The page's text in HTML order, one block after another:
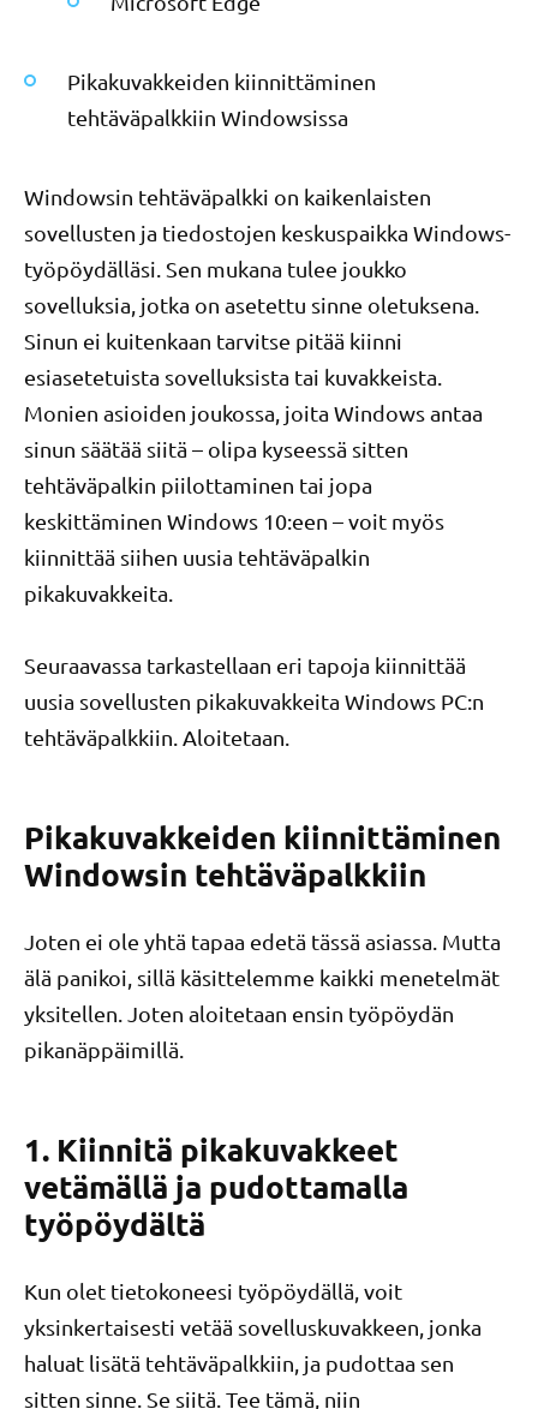
Pikakuvakkeiden kiinnittäminen
tehtäväpalkkiin Windowsissa
Windowsin tehtäväpalkki on kaikenlaisten
sovellusten ja tiedostojen keskuspaikka Windows-
työpöydälläsi. Sen mukana tulee joukko
sovelluksia, jotka on asetettu sinne oletuksena.
Sinun ei kuitenkaan tarvitse pitää kiinni
esiasetetuista sovelluksista tai kuvakkeista.
Monien asioiden joukossa, joita Windows antaa
sinun säätää siitä – olipa kyseessä sitten
tehtäväpalkin piilottaminen tai jopa
keskittäminen Windows 10:een – voit myös
kiinnittää siihen uusia tehtäväpalkin
pikakuvakkeita.
Seuraavassa tarkastellaan eri tapoja kiinnittää
uusia sovellusten pikakuvakkeita Windows PC:n
tehtäväpalkkiin. Aloitetaan.
Pikakuvakkeiden kiinnittäminen
Windowsin tehtäväpalkkiin
Joten ei ole yhtä tapaa edetä tässä asiassa. Mutta
älä panikoi, sillä käsittelemme kaikki menetelmät
yksitellen. Joten aloitetaan ensin työpöydän
pikanäppäimillä.
1. Kiinnitä pikakuvakkeet
vetämällä ja pudottamalla
työpöydältä
Kun olet tietokoneesi työpöydällä, voit
yksinkertaisesti vetää sovelluskuvakkeen, jonka
haluat lisätä tehtäväpalkkiin, ja pudottaa sen
sitten sinne. Se siitä. Tee tämä, niin